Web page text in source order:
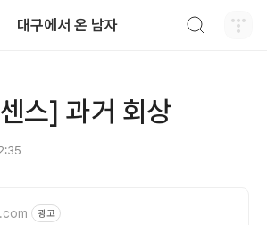
대구에서 온 남자
스] 과거 회상
광고